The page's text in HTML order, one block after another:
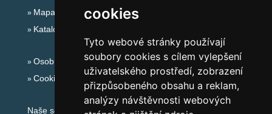
cookies
Tyto webové stránky používají
soubory cookies s cílem vylepšení
uživatelského prostředí, zobrazení
přizpůsobeného obsahu a reklam,
analýzy návštěvnosti webových
Mapa serveru Alpy - Rakousko
Katalog ubytování
Osobní údaje
Cookies
Naše servery: